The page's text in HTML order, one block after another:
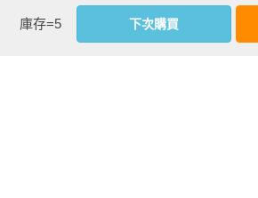
出版日期：2023-03-16
書系：
NEW ACTION
庫存=5 下次購買